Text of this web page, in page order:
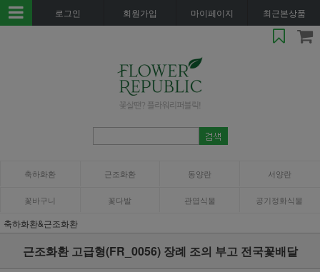
로그인 회원가입 마이페이지 최근본상품
축하화환 근조화환 동양란 서양란
꽃바구니 꽃다발 관엽식물 공기정화식물
축하화환&근조화환
근조화환 고급형(FR_0056) 장례 조의 부고 전국꽃배달